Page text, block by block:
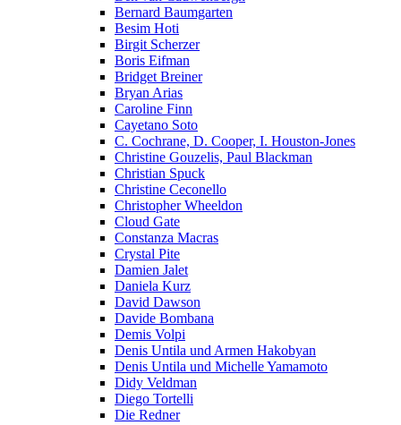
Bernard Baumgarten
Besim Hoti
Birgit Scherzer
Boris Eifman
Bridget Breiner
Bryan Arias
Caroline Finn
Cayetano Soto
C. Cochrane, D. Cooper, I. Houston-Jones
Christine Gouzelis, Paul Blackman
Christian Spuck
Christine Ceconello
Christopher Wheeldon
Cloud Gate
Constanza Macras
Crystal Pite
Damien Jalet
Daniela Kurz
David Dawson
Davide Bombana
Demis Volpi
Denis Untila und Armen Hakobyan
Denis Untila und Michelle Yamamoto
Didy Veldman
Diego Tortelli
Die Redner